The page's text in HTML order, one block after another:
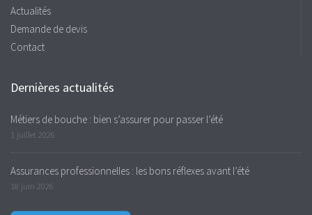
Actualités
Demande de devis
Contact
Dernières actualités
Métiers de bouche : bien s’assurer pour passer l’été
1 juillet 2026
Assurances professionnelles : les bons réflexes avant l’été
18 juin 2026